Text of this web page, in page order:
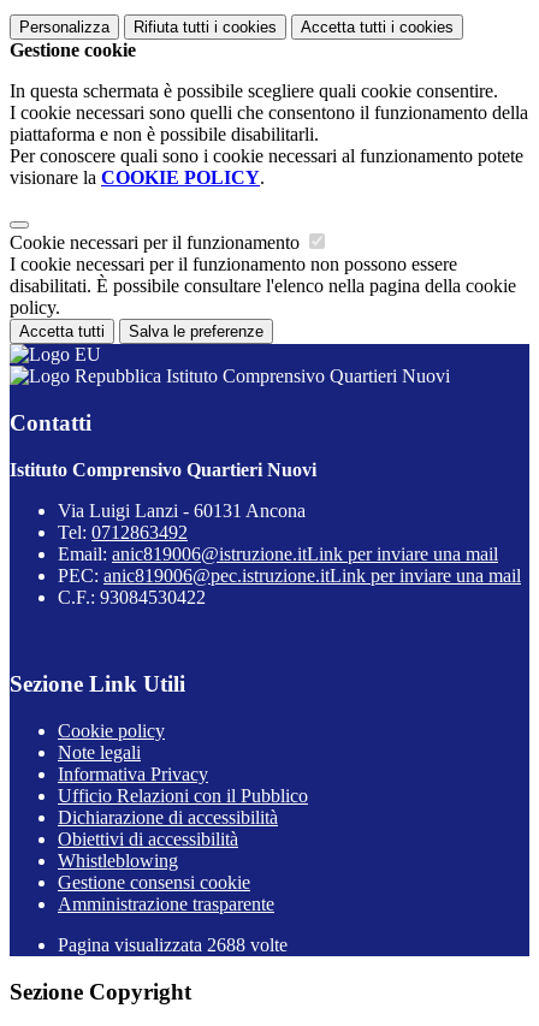
Personalizza Rifiuta tutti i cookies Accetta tutti i cookies
Gestione cookie
In questa schermata è possibile scegliere quali cookie consentire.
I cookie necessari sono quelli che consentono il funzionamento della
piattaforma e non è possibile disabilitarli.
Per conoscere quali sono i cookie necessari al funzionamento potete
visionare la COOKIE POLICY.
Cookie necessari per il funzionamento
I cookie necessari per il funzionamento non possono essere
disabilitati. È possibile consultare l'elenco nella pagina della cookie
policy.
Accetta tutti Salva le preferenze
Istituto Comprensivo Quartieri Nuovi
Contatti
Istituto Comprensivo Quartieri Nuovi
Via Luigi Lanzi - 60131 Ancona
Tel: 0712863492
Email: anic819006@istruzione.itLink per inviare una mail
PEC: anic819006@pec.istruzione.itLink per inviare una mail
C.F.: 93084530422
Sezione Link Utili
Cookie policy
Note legali
Informativa Privacy
Ufficio Relazioni con il Pubblico
Dichiarazione di accessibilità
Obiettivi di accessibilità
Whistleblowing
Gestione consensi cookie
Amministrazione trasparente
Pagina visualizzata 2688 volte
Sezione Copyright